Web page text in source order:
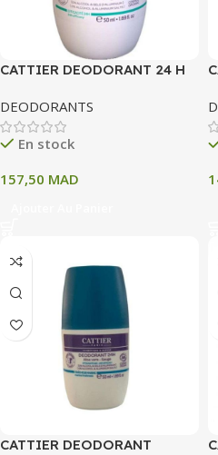
CATTIER DEODORANT 24 H
DEODORANTS
En stock
157,50 MAD
CATTIER DEODORANT